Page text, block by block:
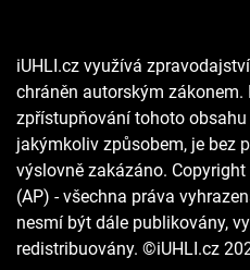
iUHLI.cz využívá
chráněn autorským zákonem.
zpřístupňování tohoto obsahu
jakýmkoliv způsobem, je bez
výslovně zakázáno. Copyright
(AP) - všechna práva
nesmí být dále publikovány,
redistribuovány. ©iUHLI.cz